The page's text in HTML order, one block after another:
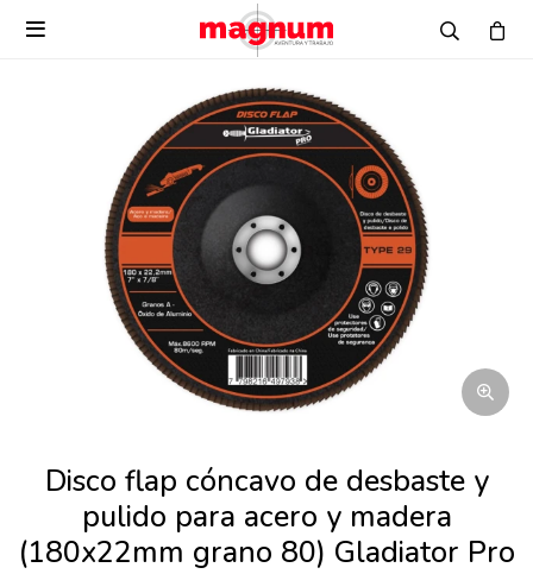

Disco flap cóncavo de desbaste y
pulido para acero y madera
(180x22mm grano 80) Gladiator Pro